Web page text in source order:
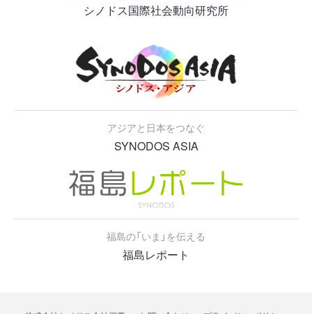
シノドス国際社会動向研究所
アジアと日本をつなぐ
SYNODOS ASIA
福島の「いま」を伝える
福島レポート